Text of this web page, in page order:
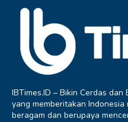
IBTimes.ID – Bikin Cerdas dan
yang memberitakan
beragam dan berupaya